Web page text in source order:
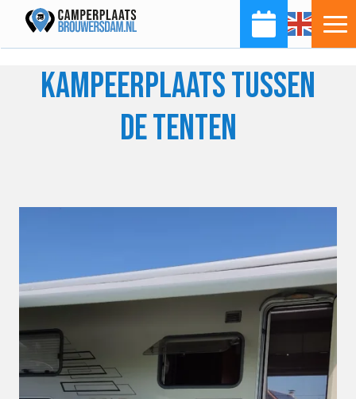
KAMPEERPLAATS TUSSEN
DE TENTEN